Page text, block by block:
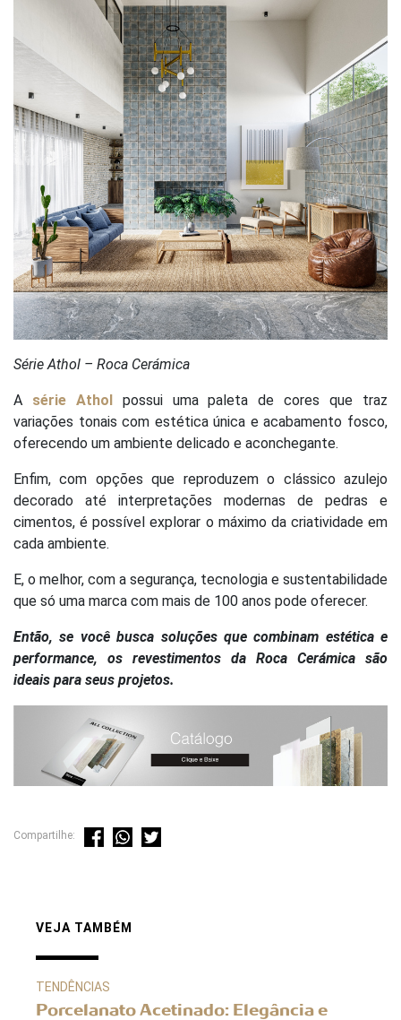
Série Athol – Roca Cerámica
A série Athol
possui uma paleta de cores que traz
variações tonais com estética única e acabamento fosco,
oferecendo um ambiente delicado e aconchegante.
Enfim, com opções que reproduzem o clássico azulejo
decorado até interpretações modernas de pedras e
cimentos, é possível explorar o máximo da criatividade em
cada ambiente.
E, o melhor, com a segurança, tecnologia e sustentabilidade
que só uma marca com mais de 100 anos pode oferecer.
Então, se você busca soluções que combinam estética e
performance, os revestimentos da Roca Cerámica são
ideais para seus projetos.
Compartilhe:
VEJA TAMBÉM
TENDÊNCIAS
Porcelanato Acetinado: Elegância e